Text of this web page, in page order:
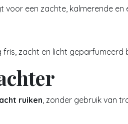
voor een zachte, kalmerende en
zacht en licht geparfumeerd
ruiken, zonder gebruik van